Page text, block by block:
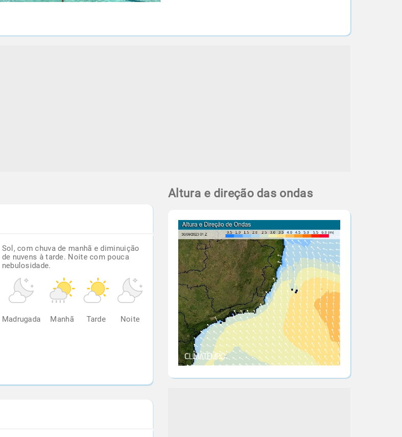
Sol, com chuva de manhã e diminuição
de nuvens à tarde. Noite com pouca
nebulosidade.
Madrugada Manhã Tarde Noite
Altura e direção das ondas